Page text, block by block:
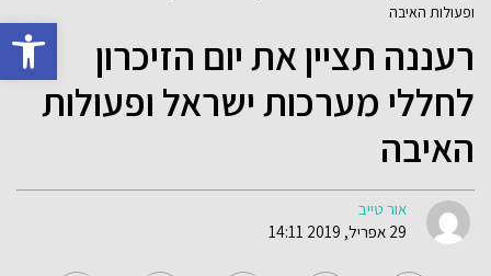
פתח
ופעולות האיבה
רעננה תציין את יום הזיכרון
לחללי מערכות ישראל ופעולות
האיבה
אור טייב
29 אפריל, 2019 14:11